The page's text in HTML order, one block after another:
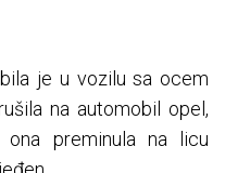
je u vozilu sa ocem
na automobil opel,
preminula na licu